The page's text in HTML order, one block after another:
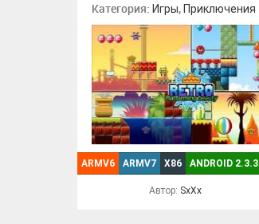
Категория: Игры, Приключения
ARMV6 ARMV7 X86 ANDROID 2.3.3
Автор: SxXx